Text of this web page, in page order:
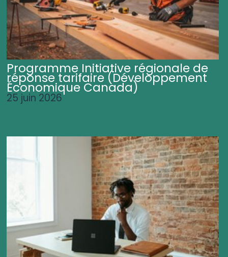
Programme Initiative régionale de
réponse tarifaire (Développement
Économique Canada)
25 juin 2026